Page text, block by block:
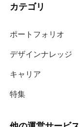
カテゴリ
ポートフォリオ
デザインナレッジ
キャリア
特集